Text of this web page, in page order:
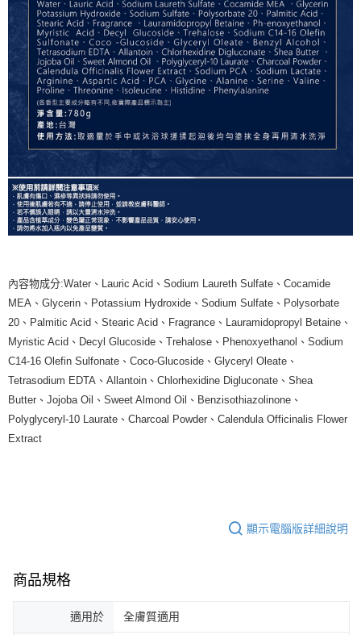
內容物成分:Water、Lauric Acid、Sodium Laureth Sulfate、Cocamide
MEA、Glycerin、Potassium Hydroxide、Sodium Sulfate、Polysorbate
20、Palmitic Acid、Stearic Acid、Fragrance、Lauramidopropyl Betaine、
Myristic Acid、Decyl Glucoside、Trehalose、Phenoxyethanol、Sodium
C14-16 Olefin Sulfonate、Coco-Glucoside、Glyceryl Oleate、
Tetrasodium EDTA、Allantoin、Chlorhexidine Digluconate、Shea
Butter、Jojoba Oil、Sweet Almond Oil、Benzisothiazolinone、
Polyglyceryl-10 Laurate、Charcoal Powder、Calendula Officinalis Flower
Extract
顯示電腦版詳細說明
商品規格
適用於 全膚質適用